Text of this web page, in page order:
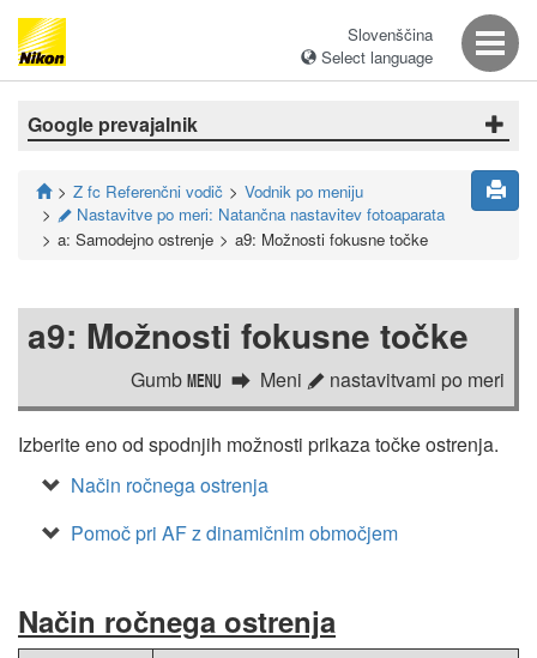
Slovenščina
Select language
Google prevajalnik
Z fc Referenčni vodič Vodnik po meniju
A Nastavitve po meri: Natančna nastavitev fotoaparata
a: Samodejno ostrenje
a9: Možnosti fokusne točke
a9: Možnosti fokusne točke
Gumb G Meni A nastavitvami po meri
Izberite eno od spodnjih možnosti prikaza točke ostrenja.
Način ročnega ostrenja
Pomoč pri AF z dinamičnim območjem
Način ročnega ostrenja